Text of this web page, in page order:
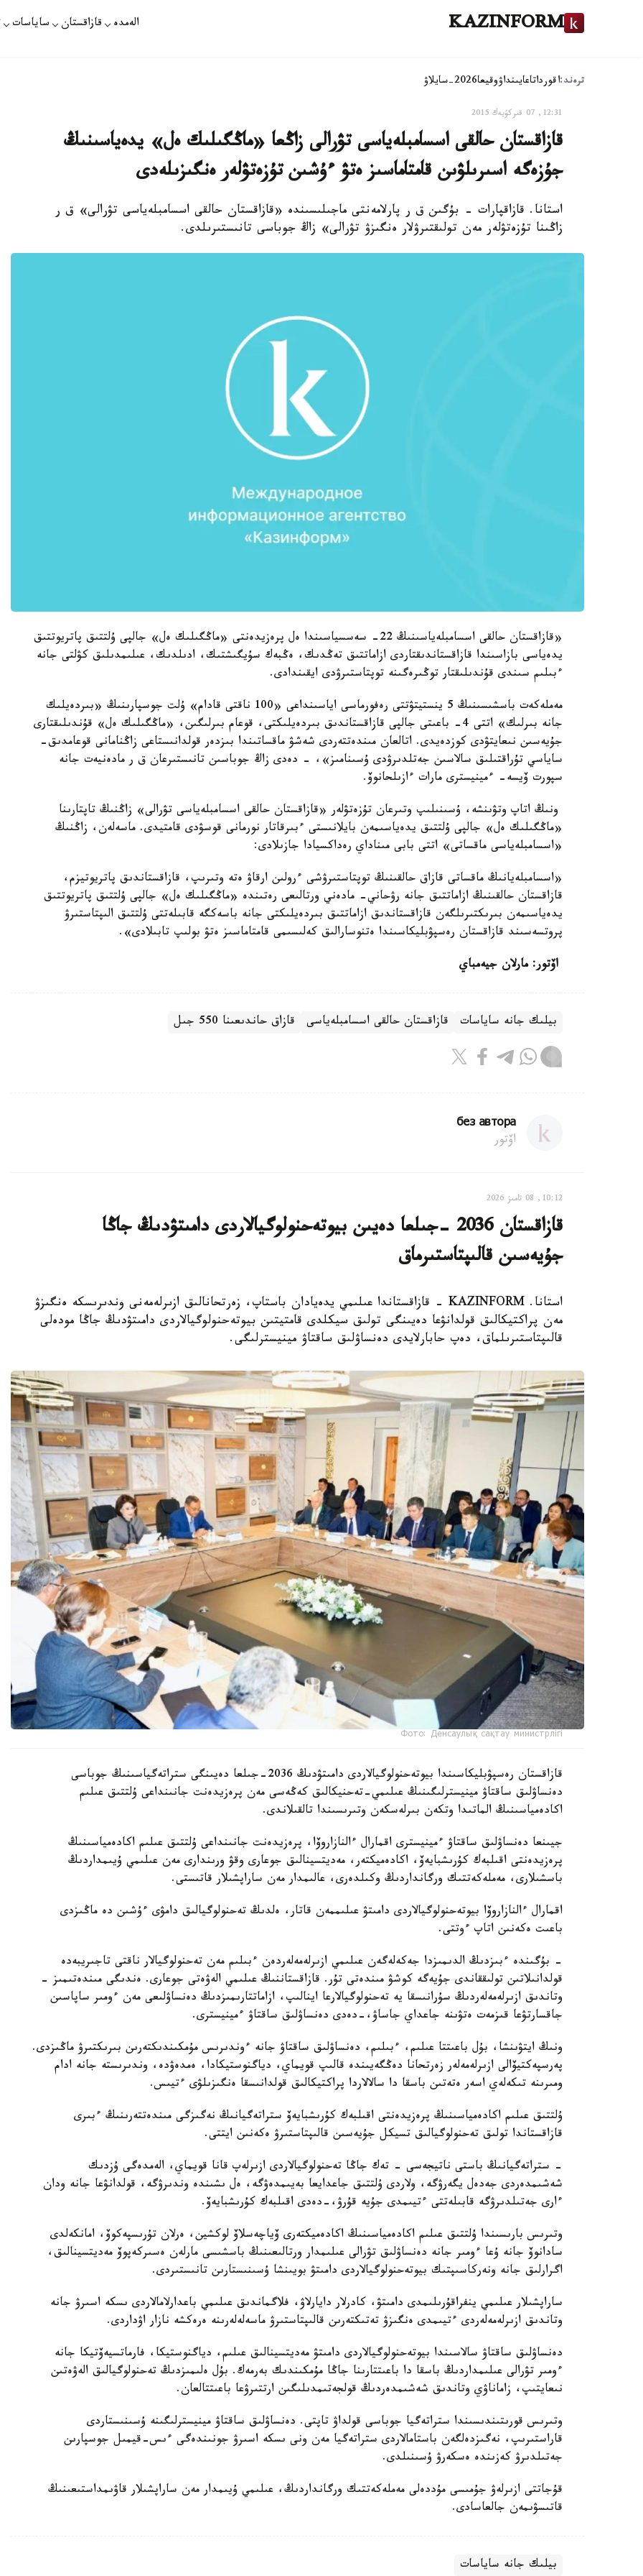
KAZINFORM الەمدە قازاقستان ساياسات
ترەند:اقورداتاعايىنداۋوقيعا2026-سايلاۋ
12:31, 07 قىركۇيەك 2015
قازاقستان حالقى اسسامبلەياسى تۋرالى زاڭعا «ماڭگىلىك ەل» يدەياسىنىڭ
جۇزەگە اسىرىلۋىن قامتاماسىز ەتۋ ءۇشىن تۇزەتۋلەر ەنگىزىلەدى
استانا. قازاقپارات - بۇگىن ق ر پارلامەنتى ماجىلىسىندە «قازاقستان حالقى اسسامبلەياسى تۋرالى» ق ر
زاڭىنا تۇزەتۋلەر مەن تولىقتىرۋلار ەنگىزۋ تۋرالى» زاڭ جوباسى تانىستىرىلدى.
«قازاقستان حالقى اسسامبلەياسىنىڭ 22- سەسسياسىندا ەل پرەزيدەنتى «ماڭگىلىك ەل» جالپى ۇلتتىق پاتريوتتىق
يدەياسى بازاسىندا قازاقستاندىقتاردى ازاماتتىق تەڭدىك، ەڭبەك سۇيگىشتىك، ادىلدىك، عىلىمدىلىق كۋلتى جانە
ءبىلىم سىندى قۇندىلىقتار توڭىرەگىنە توپتاستىرۋدى ايقىندادى.
مەملەكەت باسشىسىنىڭ 5 ينستيتۋتتى رەفورماسى اياسىنداعى «100 ناقتى قادام» ۇلت جوسپارىنىڭ «بىردەيلىك
جانە بىرلىك» اتتى 4- باعىتى جالپى قازاقستاندىق بىردەيلىكتى، قوعام بىرلىگىن، «ماڭگىلىك ەل» قۇندىلىقتارى
جۇيەسىن نىعايتۋدى كوزدەيدى. اتالعان مىندەتتەردى شەشۋ ماقساتىندا بىزدەر قولدانىستاعى زاڭنامانى قوعامدىق-
ساياسي تۇراقتىلىق سالاسىن جەتلدىرۋدى ۇسىنامىز»، - دەدى زاڭ جوباسىن تانىستىرعان ق ر مادەنيەت جانە
سپورت ۆيسە- ءمينيسترى مارات ءازىلحانوۆ.
ونىڭ اتاپ وتۋىنشە، ۇسىنىلىپ وتىرعان تۇزەتۋلەر «قازاقستان حالقى اسسامبلەياسى تۋرالى» زاڭنىڭ تاپتارىنا
«ماڭگىلىك ەل» جالپى ۇلتتىق يدەياسىمەن بايلانىستى ءبىرقاتار نورمانى قوسۋدى قامتيدى. ماسەلەن، زاڭنىڭ
«اسسامبلەياسى ماقساتى» اتتى بابى مىناداي رەداكسيادا جازىلادى:
«اسسامبلەيانىڭ ماقساتى قازاق حالقىنىڭ توپتاستىرۋشى ءرولىن ارقاۋ ەتە وتىرىپ، قازاقستاندىق پاتريوتيزم،
قازاقستان حالقىنىڭ ازاماتتىق جانە رۋحاني- مادەني ورتالىعى رەتىندە «ماڭگىلىك ەل» جالپى ۇلتتىق پاتريوتتىق
يدەياسىمەن بىرىكتىرىلگەن قازاقستاندىق ازاماتتىق بىردەيلىكتى جانە باسەكگە قابىلەتتى ۇلتتىق الىپتاستىرۋ
پروتسەسىند قازاقستان رەسپۋبليكاسىندا ەتنوسارالىق كەلىسىمى قامتاماسىز ەتۋ بولىپ تابىلادى».
اۆتور: مارلان جيەمباي
بيلىك جانە ساياسات قازاقستان حالقى اسسامبلەياسى قازاق حاندىعىنا 550 جىل
без автора
اۆتور
10:12, 08 تامىز 2026
قازاقستان 2036 -جىلعا دەيىن بيوتەحنولوگيالاردى دامىتۋدىڭ جاڭا
جۇيەسىن قالىپتاستىرماق
استانا. KAZINFORM - قازاقستاندا عىلىمي يدەيادان باستاپ، زەرتحانالىق ازىرلەمەنى وندىرىسكە ەنگىزۋ
مەن پراكتيكالىق قولدانۋعا دەيىنگى تولىق سيكلدى قامتيتىن بيوتەحنولوگيالاردى دامىتۋدىڭ جاڭا مودەلى
قالىپتاستىرىلماق، دەپ حابارلايدى دەنساۋلىق ساقتاۋ مينيسترلىگى.
Фото: Денсаулық сақтау министрлігі
قازاقستان رەسپۋبليكاسىندا بيوتەحنولوگيالاردى دامىتۋدىڭ 2036-جىلعا دەيىنگى ستراتەگياسىنىڭ جوباسى
دەنساۋلىق ساقتاۋ مينيسترلىگىنىڭ عىلىمي-تەحنيكالىق كەڭەسى مەن پرەزيدەنت جانىنداعى ۇلتتىق عىلىم
اكادەمياسىنىڭ الماتىدا وتكەن بىرلەسكەن وتىرىسىندا تالقىلاندى.
جيىنعا دەنساۋلىق ساقتاۋ ءمينيسترى اقمارال ءالنازاروۆا، پرەزيدەنت جانىنداعى ۇلتتىق عىلىم اكادەمياسىنىڭ
پرەزيدەنتى اقىلبەك كۇرىشبايەۆ، اكادەميكتەر، مەديتسينالىق جوعارى وقۋ ورىندارى مەن عىلىمي ۇيىمداردىڭ
باسشىلارى، مەملەكەتتىك ورگانداردىڭ وكىلدەرى، عالىمدار مەن ساراپشىلار قاتىستى.
اقمارال ءالنازاروۆا بيوتەحنولوگيالاردى دامىتۋ عىلىممەن قاتار، ەلدىڭ تەحنولوگيالىق دامۋى ءۇشىن دە ماڭىزدى
باعىت ەكەنىن اتاپ ءوتتى.
- بۇگىندە ءبىزدىڭ الدىمىزدا جەكەلەگەن عىلىمي ازىرلەمەلەردەن ءبىلىم مەن تەحنولوگيالار ناقتى تاجىريبەدە
قولدانىلاتىن تولىققاندى جۇيەگە كوشۋ مىندەتى تۇر. قازاقستاننىڭ عىلىمي الەۋەتى جوعارى. ەندىگى مىندەتىمىز -
وتاندىق ازىرلەمەلەردىڭ سۇرانىسقا يە تەحنولوگيالارعا اينالىپ، ازاماتتارىمىزدىڭ دەنساۋلىعى مەن ءومىر ساپاسىن
جاقسارتۋعا قىزمەت ەتۋىنە جاعداي جاساۋ،-دەدى دەنساۋلىق ساقتاۋ ءمينيسترى.
ونىڭ ايتۋىنشا، بۇل باعىتتا عىلىم، ءبىلىم، دەنساۋلىق ساقتاۋ جانە ءوندىرىس مۇمكىندىكتەرىن بىرىكتىرۋ ماڭىزدى.
پەرسپەكتيۆالى ازىرلەمەلەر زەرتحانا دەڭگەيىندە قالىپ قويماي، دياگنوستيكادا، ەمدەۋدە، وندىرىستە جانە ادام
ومىرىنە تىكەلەي اسەر ەتەتىن باسقا دا سالالاردا پراكتيكالىق قولدانىسقا ەنگىزىلۋى ءتيىس.
ۇلتتىق عىلىم اكادەمياسىنىڭ پرەزيدەنتى اقىلبەك كۇرىشبايەۆ ستراتەگيانىڭ نەگىزگى مىندەتتەرىنىڭ ءبىرى
قازاقستاندا تولىق تەحنولوگيالىق تسيكل جۇيەسىن قالىپتاستىرۋ ەكەنىن ايتتى.
- ستراتەگيانىڭ باستى ناتيجەسى - تەك جاڭا تەحنولوگيالاردى ازىرلەپ قانا قويماي، الەمدەگى ۇزدىك
شەشىمدەردى جەدەل يگەرۋگە، ولاردى ۇلتتىق جاعدايعا بەيىمدەۋگە، ەل ىشىندە وندىرۋگە، قولدانۋعا جانە ودان
ءارى جەتىلدىرۋگە قابىلەتتى ءتيىمدى جۇيە قۇرۋ،-دەدى اقىلبەك كۇرىشبايەۆ.
وتىرىس بارىسىندا ۇلتتىق عىلىم اكادەمياسىنىڭ اكادەميكتەرى ۆياچەسلاۆ لوكشين، ەرلان تۇرىسپەكوۆ، امانكەلدى
سادانوۆ جانە ۇعا ءومىر جانە دەنساۋلىق تۋرالى عىلىمدار ورتالىعىنىڭ باسشىسى مارلەن ەسىركەپوۆ مەديتسينالىق،
اگرارلىق جانە ونەركاسىپتىك بيوتەحنولوگيالاردى دامىتۋ بويىنشا ۇسىنىستارىن تانىستىردى.
ساراپشىلار عىلىمي ينفراقۇرىلىمدى دامىتۋ، كادرلار دايارلاۋ، فلاگماندىق عىلىمي باعدارلامالاردى ىسكە اسىرۋ جانە
وتاندىق ازىرلەمەلەردى ءتيىمدى ەنگىزۋ تەتىكتەرىن قالىپتاستىرۋ ماسەلەلەرىنە ەرەكشە نازار اۋداردى.
دەنساۋلىق ساقتاۋ سالاسىندا بيوتەحنولوگيالاردى دامىتۋ مەديتسينالىق عىلىم، دياگنوستيكا، فارماتسيەۆتيكا جانە
ءومىر تۋرالى عىلىمداردىڭ باسقا دا باعىتتارىنا جاڭا مۇمكىندىك بەرمەك. بۇل ەلىمىزدىڭ تەحنولوگيالىق الەۋەتىن
نىعايتىپ، زاماناۋي وتاندىق شەشىمدەردىڭ قولجەتىمدىلىگىن ارتتىرۋعا باعىتتالعان.
وتىرىس قورىتىندىسىندا ستراتەگيا جوباسى قولداۋ تاپتى. دەنساۋلىق ساقتاۋ مينيسترلىگىنە ۇسىنىستاردى
قاراستىرىپ، نەگىزدەلگەن باستامالاردى ستراتەگيا مەن ونى ىسكە اسىرۋ جونىندەگى ءىس-قيمىل جوسپارىن
جەتىلدىرۋ كەزىندە ەسكەرۋ ۇسىنىلدى.
قۇجاتتى ازىرلەۋ جۇمىسى مۇددەلى مەملەكەتتىك ورگانداردىڭ، عىلىمي ۇيىمدار مەن ساراپشىلار قاۋىمداستىعىنىڭ
قاتىسۋىمەن جالعاسادى.
بيلىك جانە ساياسات